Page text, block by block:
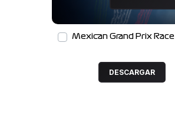
Mexican Grand Prix Race
DESCARGAR